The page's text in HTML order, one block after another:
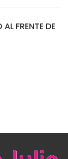
FRENTE DE